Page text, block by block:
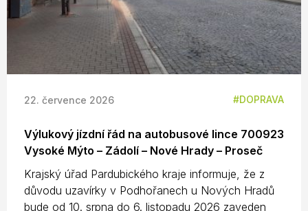
22. července 2026 DOPRAVA
Výlukový jízdní řád na autobusové lince 700923
Vysoké Mýto – Zádolí – Nové Hrady – Proseč
Krajský úřad Pardubického kraje informuje, že z
důvodu uzavírky v Podhořanech u Nových Hradů
bude od 10. srpna do 6. listopadu 2026 zaveden